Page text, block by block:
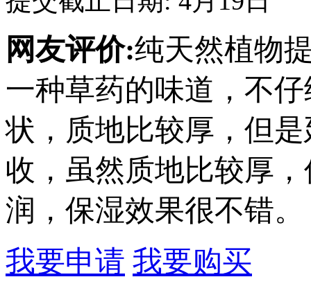
网友评价:纯天然植物
一种草药的味道，不
状，质地比较厚，但
收，虽然质地比较厚
润，保湿效果很不错。
我要申请 我要购买